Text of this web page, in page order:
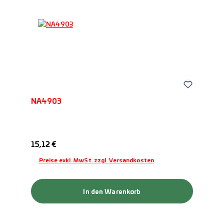
NA4903
Regulärer Preis:
15,12 €
Preise exkl. MwSt. zzgl. Versandkosten
In den Warenkorb